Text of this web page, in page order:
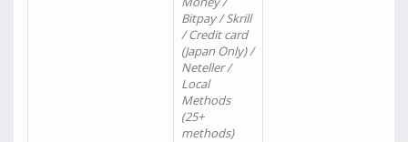
Bitpay / Skrill
/ Credit card
(Japan Only) /
Neteller /
Local
Methods
(25+
methods)